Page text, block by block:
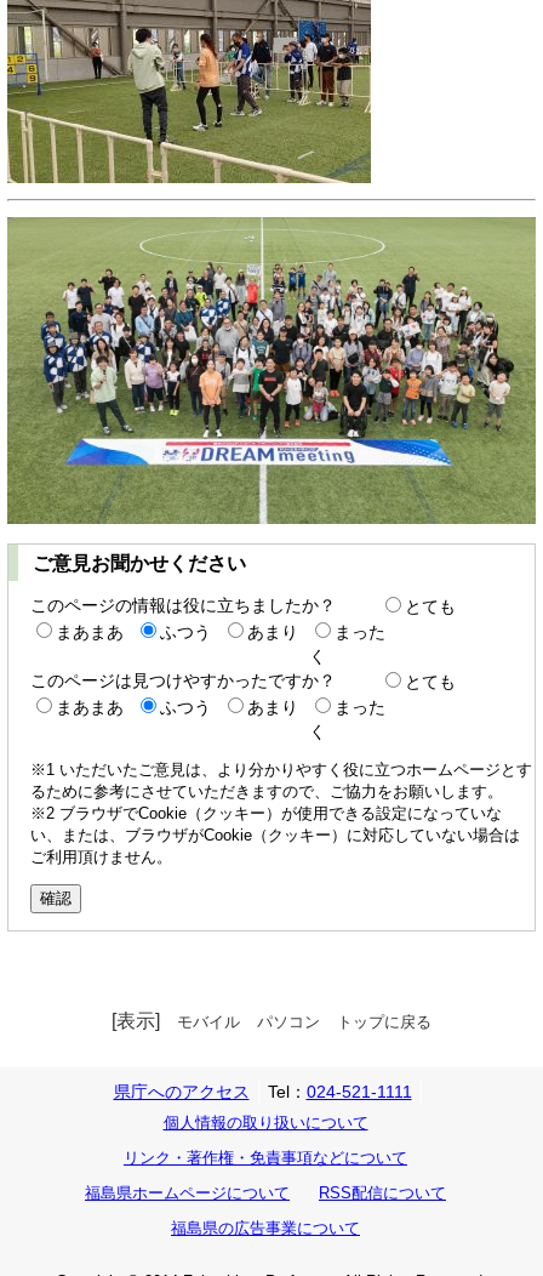
ご意見お聞かせください
このページの情報は役に立ちましたか？
とても
まあまあ
ふつう あまり
まった
く
このページは見つけやすかったですか？
とても
まあまあ
ふつう あまり
まった
く
※1 いただいたご意見は、より分かりやすく役に立つホームページとす
るために参考にさせていただきますので、ご協力をお願いします。
※2 ブラウザでCookie（クッキー）が使用できる設定になっていな
い、または、ブラウザがCookie（クッキー）に対応していない場合は
ご利用頂けません。
[表示] モバイル パソコン トップに戻る
県庁へのアクセス Tel： 024-521-1111
個人情報の取り扱いについて
リンク・著作権・免責事項などについて
福島県ホームページについて
RSS配信について
福島県の広告事業について